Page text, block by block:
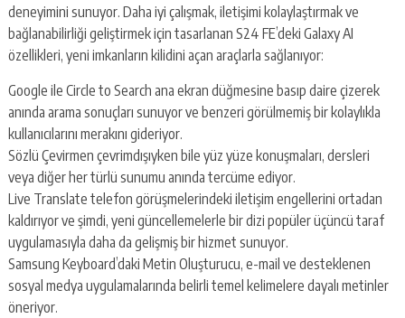
deneyimini sunuyor. Daha iyi çalışmak, iletişimi kolaylaştırmak ve
bağlanabilirliği geliştirmek için tasarlanan S24 FE’deki Galaxy AI
özellikleri, yeni imkanların kilidini açan araçlarla sağlanıyor:
Google ile Circle to Search ana ekran düğmesine basıp daire çizerek
anında arama sonuçları sunuyor ve benzeri görülmemiş bir kolaylıkla
kullanıcılarını merakını gideriyor.
Sözlü Çevirmen çevrimdışıyken bile yüz yüze konuşmaları, dersleri
veya diğer her türlü sunumu anında tercüme ediyor.
Live Translate telefon görüşmelerindeki iletişim engellerini ortadan
kaldırıyor ve şimdi, yeni güncellemelerle bir dizi popüler üçüncü taraf
uygulamasıyla daha da gelişmiş bir hizmet sunuyor.
Samsung Keyboard’daki Metin Oluşturucu, e-mail ve desteklenen
sosyal medya uygulamalarında belirli temel kelimelere dayalı metinler
öneriyor.